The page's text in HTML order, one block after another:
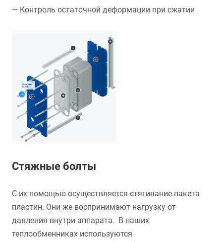
— Контроль остаточной деформации при сжатии
Стяжные болты
С их помощью осуществляется стягивание пакета
пластин. Они же воспринимают нагрузку от
давления внутри аппарата. В наших
теплообменниках используются